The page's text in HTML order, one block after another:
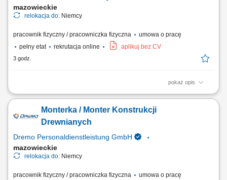
mazowieckie
relokacja do: Niemcy
pracownik fizyczny / pracowniczka fizyczna
umowa o pracę
pełny etat
rekrutacja online aplikuj bez CV
3 godz.
pokaż opis
Twoje zadania: Produkcja i montaż wyposażenia dla sklepów oraz
po końcowy montaż; Wykonywanie elementów stolarskich zgodnie z
rysunkiem technicznym; Obsługa nowoczesnych urządzeń i maszyn do
Monterka / Monter Konstrukcji
Drewnianych
Dremo Personaldienstleistung GmbH
mazowieckie
relokacja do: Niemcy
pracownik fizyczny / pracowniczka fizyczna
umowa o pracę